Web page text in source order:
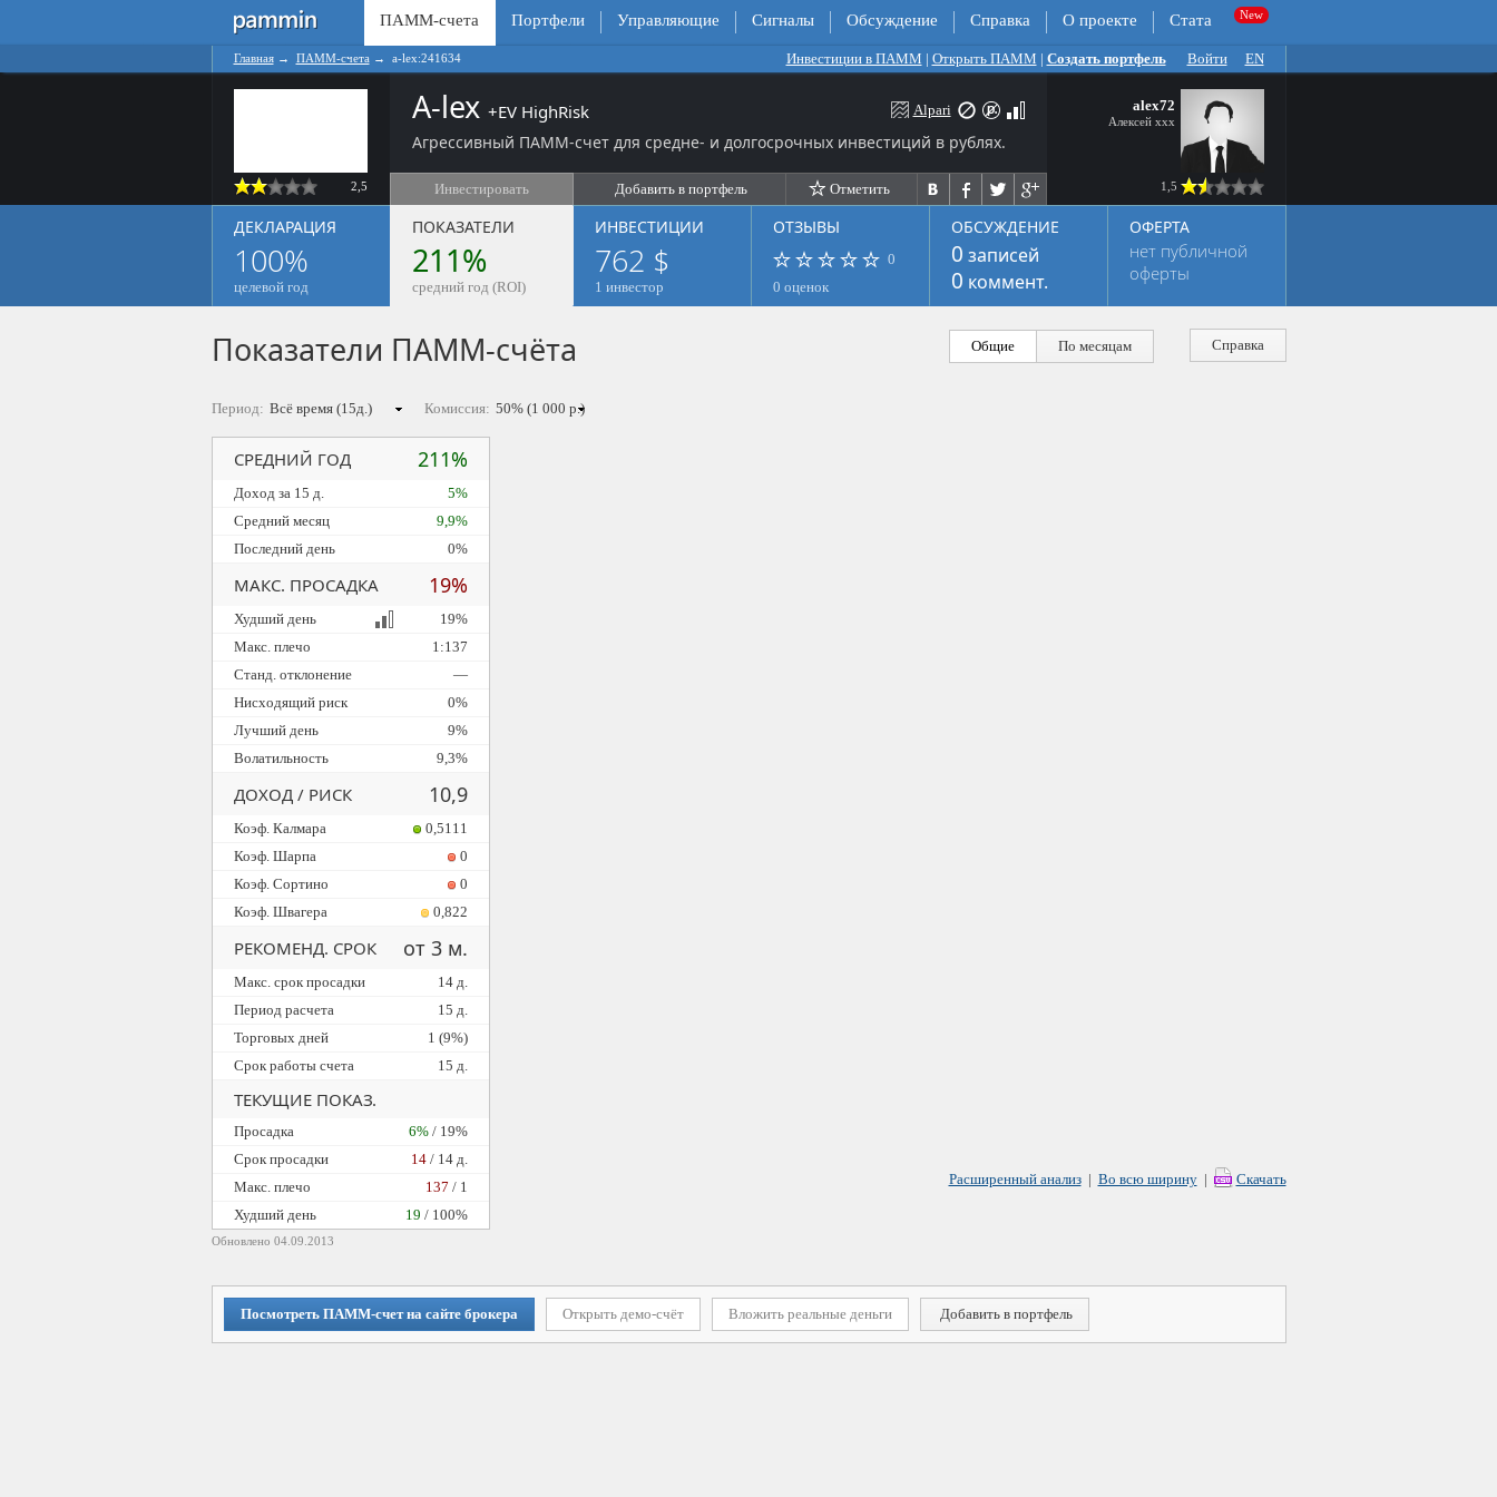
ПАММ-счета Портфели Управляющие Сигналы Обсуждение Справка О проекте Стата
Главная→ ПАММ-счета → a-lex:241634 Инвестиции в ПАММ | Открыть ПАММ | Создать портфель Войти EN
2,5
A-lex +EV HighRisk
Агрессивный ПАММ-счет для средне- и долгосрочных инвестиций в рублях.
Alpari
Инвестировать Добавить в портфель Отметить
alex72
Алексей ххх
1,5
ДЕКЛАРАЦИЯ
100%
целевой год
ПОКАЗАТЕЛИ
211%
средний год (ROI)
ИНВЕСТИЦИИ
762 $
1 инвестор
ОТЗЫВЫ
0
0 оценок
ОБСУЖДЕНИЕ
0 записей
0 коммент.
ОФЕРТА
нет публичной
оферты
Справка
Показатели ПАММ-счёта Общие По месяцам
Период: Комиссия:
Обновлено 04.09.2013
СРЕДНИЙ ГОД 211%
Доход за 15 д.
5%
Средний месяц
9,9%
Последний день
0%
МАКС. ПРОСАДКА 19%
Худший день
19%
Макс. плечо
1:137
Станд. отклонение
—
Нисходящий риск
0%
Лучший день
9%
Волатильность
9,3%
ДОХОД / РИСК 10,9
Коэф. Калмара
0,5111
Коэф. Шарпа
0
Коэф. Сортино
0
Коэф. Швагера
0,822
РЕКОМЕНД. СРОК от 3 м.
Макс. срок просадки
14 д.
Период расчета
15 д.
Торговых дней
1 (9%)
Срок работы счета
15 д.
ТЕКУЩИЕ ПОКАЗ.
Просадка 6%/ 19%
Cрок просадки
14/ 14 д.
Макс. плечо
137 / 1
Худший день
19 / 100%
Расширенный анализ| Во всю ширину| Скачать
Посмотреть ПАММ-счет на сайте брокера Открыть демо-счёт Вложить реальные деньги Добавить в портфель